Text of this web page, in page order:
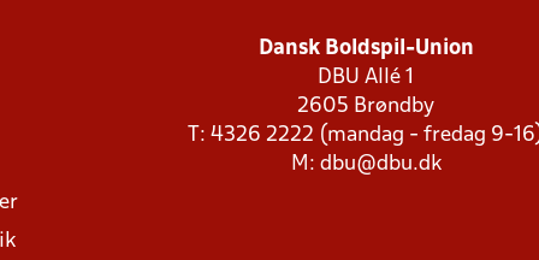
Dansk Boldspil-Union
DBU Allé 1
2605 Brøndby
T: 4326 2222 (mandag - fredag 9-
M: dbu@dbu.dk